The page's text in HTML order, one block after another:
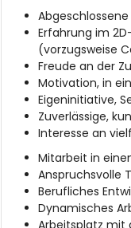
Erfahrung im
(vorzugsweise
Freude an der
Motivation, in
Eigeninitiative,
Zuverlässige,
Interesse an
Mitarbeit in
Anspruchsvolle
Berufliches
Dynamisches
Arbeitsplatz mit